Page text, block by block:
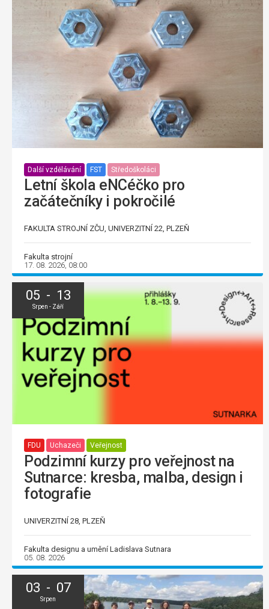
Další vzdělávání FST Středoškoláci
Letní škola eNCéčko pro
začátečníky i pokročilé
FAKULTA STROJNÍ ZČU, UNIVERZITNÍ 22, PLZEŇ
Fakulta strojní
17. 08. 2026, 08:00
05 - 13
Srpen - Září
FDU Uchazeči Veřejnost
Podzimní kurzy pro veřejnost na
Sutnarce: kresba, malba, design i
fotografie
UNIVERZITNÍ 28, PLZEŇ
Fakulta designu a umění Ladislava Sutnara
05. 08. 2026
03 - 07
Srpen